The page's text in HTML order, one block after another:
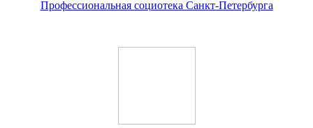
Профессиональная социотека Санкт-Петербурга